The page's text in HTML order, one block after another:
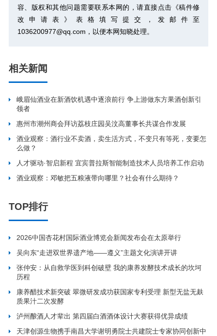
容、版权和其他问题需要联系本网的，请直接点击 《稿件修
改申请表》 表格填写提交，发邮件至
1036200977@qq.com，以便本网知晓处理。
相关新闻
峨眉仙酒业在新酒饮机遇中逐浪前行 争上游做东方果酒创新引
领者
惠州市潮州商会拜访荔枝庄园吴汶高董事长共谋合作发展
酒业观察：酒行业不卖酒，卖生活方式，不变只有等死，变要怎
么做？
人才驱动·智启新程 宜宾普拉斯智能制造技术人员培养工作启动
酒业观察：邓敏把五粮液带向哪里？社会有什么期待？
TOP排行
2026中国杏花村国际酒业博览会新闻发布会在太原举行
吴向东“走进双世界遗产地——遵义”主题文化演讲开讲
张仲安：从自救学医到科创破壁 我的康养发酵技术成长的坎坷
历程
康养醋技术新突破 翠微研发成功获国家专利受理 新型无盐无麸
质果汁二次发酵
泸州酿酒人才辈出 第四届白酒酒体设计大赛获得优异成绩
天津创源生物携手南昌大学谢明勇院士共建院士专家协同创新中